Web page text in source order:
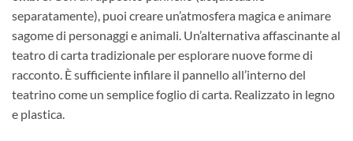
separatamente), puoi creare un’atmosfera magica e animare
sagome di personaggi e animali. Un’alternativa affascinante al
teatro di carta tradizionale per esplorare nuove forme di
racconto. È sufficiente infilare il pannello all’interno del
teatrino come un semplice foglio di carta. Realizzato in legno
e plastica.